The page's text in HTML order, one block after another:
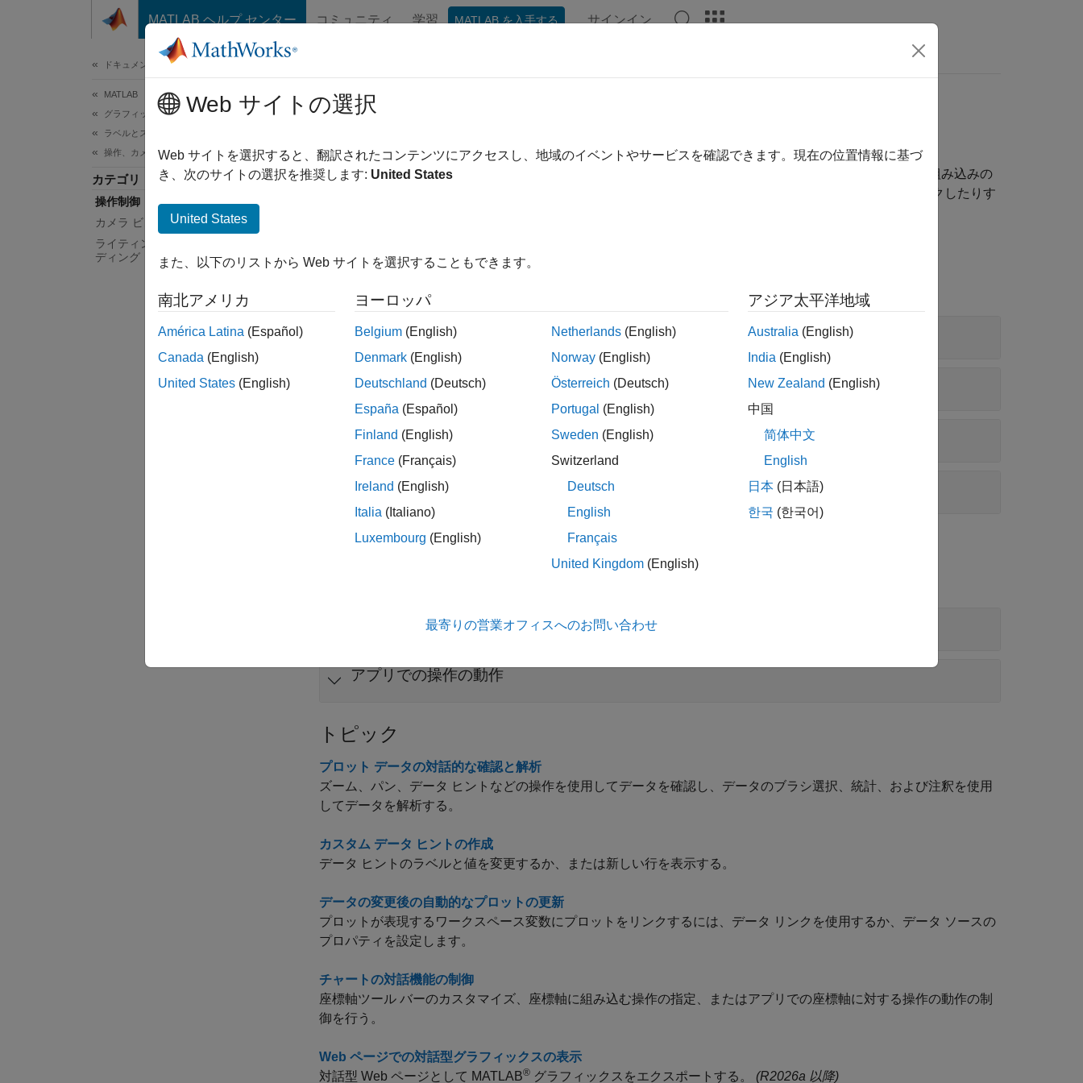
コンテンツへスキップ
MATLAB ヘルプ センター コミュニティ 学習 MATLAB を入手する サインイン
ドキュメンテーションのホーム
MATLAB
グラフィックス
ラベルとスタイル
操作、カメラ ビュー、およびライティング
カテゴリ
操作制御
カメラ ビュー
ライティング、透明度、およびシェー
ディング
操作制御
データ ヒント、座標軸ツール バーのボタン、その他の操作をカスタマイズする
チャートの操作をカスタマイズできます。たとえば、座標軸ツール バーのボタンや、パンやズームなどの組み込みの
操作をカスタマイズできます。カスタム データ ヒントを追加したり、複数のチャートのプロパティをリンクしたりす
関数
データ ヒントとツール バー ボタン
組み込み操作
操作モード
プロパティとデータのリンク
プロパティ
データ ヒントとツール バー ボタン
アプリでの操作の動作
トピック
プロット データの対話的な確認と解析
ズーム、パン、データ ヒントなどの操作を使用してデータを確認し、データのブラシ選択、統計、および注釈を使用
してデータを解析する。
カスタム データ ヒントの作成
データ ヒントのラベルと値を変更するか、または新しい行を表示する。
データの変更後の自動的なプロットの更新
プロットが表現するワークスペース変数にプロットをリンクするには、データ リンクを使用するか、データ ソースの
プロパティを設定します。
チャートの対話機能の制御
座標軸ツール バーのカスタマイズ、座標軸に組み込む操作の指定、またはアプリでの座標軸に対する操作の動作の制
御を行う。
Web ページでの対話型グラフィックスの表示
対話型 Web ページとして MATLAB® グラフィックスをエクスポートする。 (R2026a 以降)
Web サイトの選択
Web サイトを選択すると、翻訳されたコンテンツにアクセスし、地域のイベントやサービスを確認できます。現在の位置情報に基づ
き、次のサイトの選択を推奨します: United States
United States
また、以下のリストから Web サイトを選択することもできます。
南北アメリカ
América Latina (Español)
Canada (English)
United States (English)
ヨーロッパ
Belgium (English)
Denmark (English)
Deutschland (Deutsch)
España (Español)
Finland (English)
France (Français)
Ireland (English)
Italia (Italiano)
Luxembourg (English)
Netherlands (English)
Norway (English)
Österreich (Deutsch)
Portugal (English)
Sweden (English)
Switzerland
Deutsch
English
Français
United Kingdom (English)
アジア太平洋地域
Australia (English)
India (English)
New Zealand (English)
中国
简体中文
English
日本 (日本語)
한국 (한국어)
最寄りの営業オフィスへのお問い合わせ